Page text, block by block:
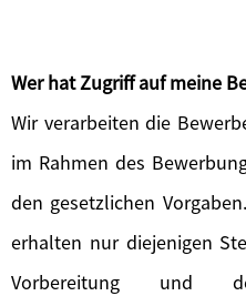
Wer hat Zugriff auf meine
Wir verarbeiten die
im Rahmen des
den gesetzlichen
erhalten nur diejenigen
Vorbereitung und